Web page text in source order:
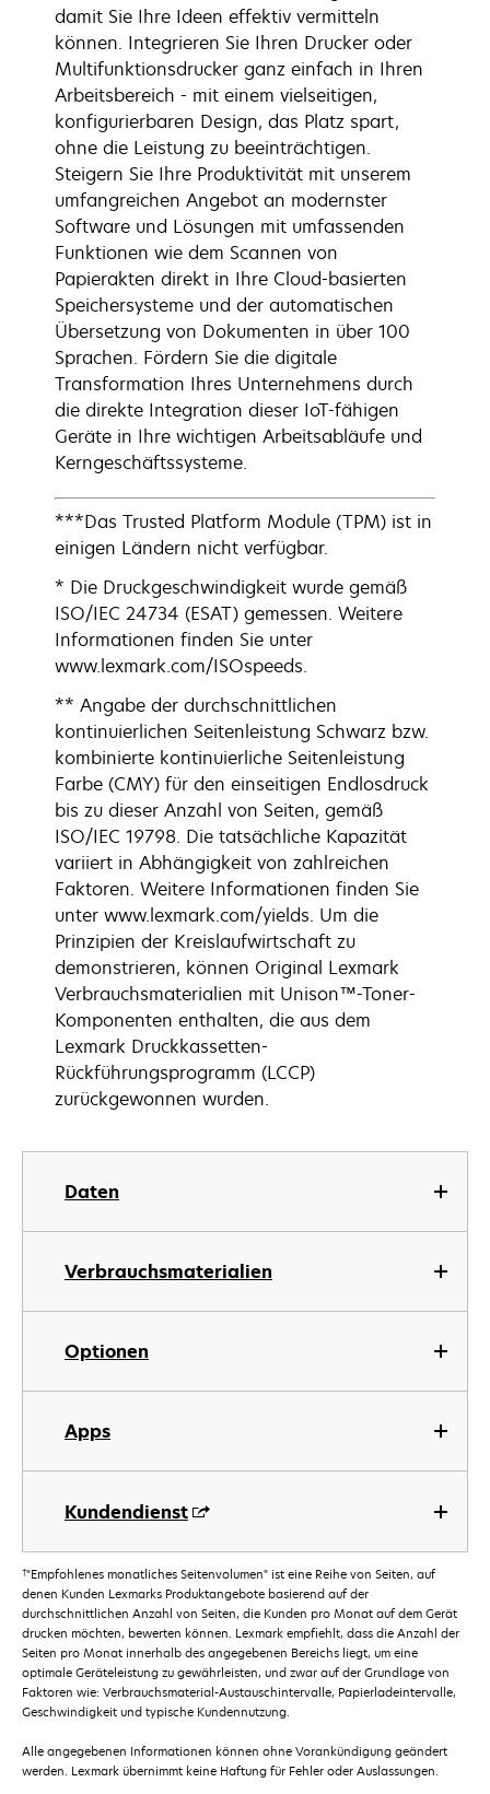
Daten
Verbrauchsmaterialien
Optionen
Apps
Kundendienst
damit Sie Ihre Ideen effektiv vermitteln
können. Integrieren Sie Ihren Drucker oder
Multifunktionsdrucker ganz einfach in Ihren
Arbeitsbereich - mit einem vielseitigen,
konfigurierbaren Design, das Platz spart,
ohne die Leistung zu beeinträchtigen.
Steigern Sie Ihre Produktivität mit unserem
umfangreichen Angebot an modernster
Software und Lösungen mit umfassenden
Funktionen wie dem Scannen von
Papierakten direkt in Ihre Cloud-basierten
Speichersysteme und der automatischen
Übersetzung von Dokumenten in über 100
Sprachen. Fördern Sie die digitale
Transformation Ihres Unternehmens durch
die direkte Integration dieser IoT-fähigen
Geräte in Ihre wichtigen Arbeitsabläufe und
Kerngeschäftssysteme.
***Das Trusted Platform Module (TPM) ist in
einigen Ländern nicht verfügbar.
* Die Druckgeschwindigkeit wurde gemäß
ISO/IEC 24734 (ESAT) gemessen. Weitere
Informationen finden Sie unter
www.lexmark.com/ISOspeeds.
** Angabe der durchschnittlichen
kontinuierlichen Seitenleistung Schwarz bzw.
kombinierte kontinuierliche Seitenleistung
Farbe (CMY) für den einseitigen Endlosdruck
bis zu dieser Anzahl von Seiten, gemäß
ISO/IEC 19798. Die tatsächliche Kapazität
variiert in Abhängigkeit von zahlreichen
Faktoren. Weitere Informationen finden Sie
unter www.lexmark.com/yields. Um die
Prinzipien der Kreislaufwirtschaft zu
demonstrieren, können Original Lexmark
Verbrauchsmaterialien mit Unison™-Toner-
Komponenten enthalten, die aus dem
Lexmark Druckkassetten-
Rückführungsprogramm (LCCP)
zurückgewonnen wurden.
†"Empfohlenes monatliches Seitenvolumen" ist eine Reihe von Seiten, auf
denen Kunden Lexmarks Produktangebote basierend auf der
durchschnittlichen Anzahl von Seiten, die Kunden pro Monat auf dem Gerät
drucken möchten, bewerten können. Lexmark empfiehlt, dass die Anzahl der
Seiten pro Monat innerhalb des angegebenen Bereichs liegt, um eine
optimale Geräteleistung zu gewährleisten, und zwar auf der Grundlage von
Faktoren wie: Verbrauchsmaterial-Austauschintervalle, Papierladeintervalle,
Geschwindigkeit und typische Kundennutzung.
Alle angegebenen Informationen können ohne Vorankündigung geändert
werden. Lexmark übernimmt keine Haftung für Fehler oder Auslassungen.